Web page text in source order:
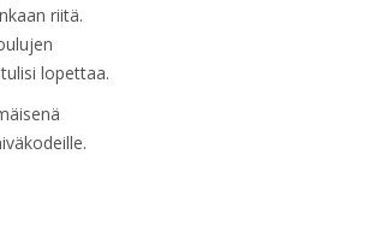
riitä.
lopettaa.